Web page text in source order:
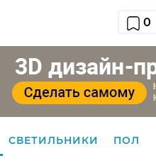
0
СВЕТИЛЬНИКИ ПОЛ